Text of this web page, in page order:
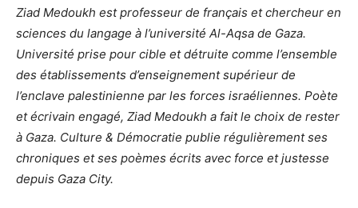
Ziad Medoukh est professeur de français et chercheur en
sciences du langage à l’université Al-Aqsa de Gaza.
Université prise pour cible et détruite comme l’ensemble
des établissements d’enseignement supérieur de
l’enclave palestinienne par les forces israéliennes. Poète
et écrivain engagé, Ziad Medoukh a fait le choix de rester
à Gaza. Culture & Démocratie publie régulièrement ses
chroniques et ses poèmes écrits avec force et justesse
depuis Gaza City.